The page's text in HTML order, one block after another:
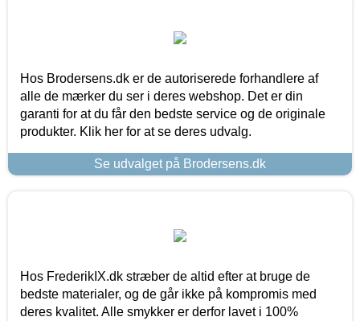
Hos Brodersens.dk er de autoriserede forhandlere af
alle de mærker du ser i deres webshop. Det er din
garanti for at du får den bedste service og de originale
produkter. Klik her for at se deres udvalg.
Se udvalget på Brodersens.dk
Hos FrederikIX.dk stræber de altid efter at bruge de
bedste materialer, og de går ikke på kompromis med
deres kvalitet. Alle smykker er derfor lavet i 100%